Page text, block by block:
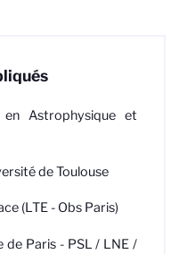
Astrophysique et
de Toulouse
(LTE - Obs Paris)
de Paris - PSL / LNE /